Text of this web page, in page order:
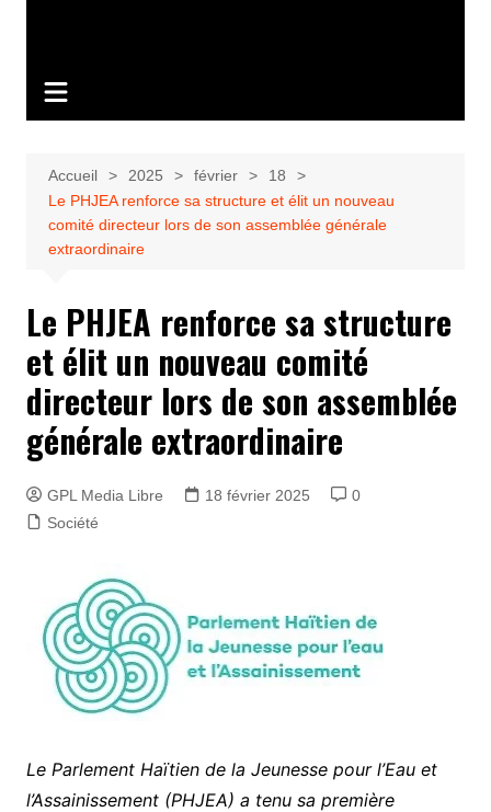
Accueil 2025 février
18
Le PHJEA renforce sa structure et élit un nouveau
comité directeur lors de son assemblée générale
extraordinaire
Le PHJEA renforce sa structure
et élit un nouveau comité
directeur lors de son assemblée
générale extraordinaire
GPL Media Libre 18 février 2025
0
Société
Le Parlement Haïtien de la Jeunesse pour l’Eau et
l’Assainissement (PHJEA) a tenu sa première